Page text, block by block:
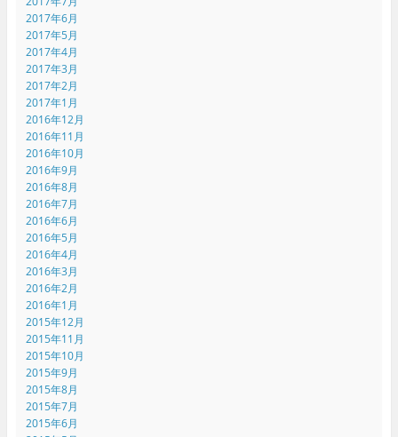
2017年6月
2017年5月
2017年4月
2017年3月
2017年2月
2017年1月
2016年12月
2016年11月
2016年10月
2016年9月
2016年8月
2016年7月
2016年6月
2016年5月
2016年4月
2016年3月
2016年2月
2016年1月
2015年12月
2015年11月
2015年10月
2015年9月
2015年8月
2015年7月
2015年6月